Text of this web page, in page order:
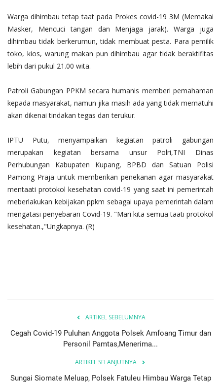
Warga dihimbau tetap taat pada Prokes covid-19 3M (Memakai
Masker, Mencuci tangan dan Menjaga jarak). Warga juga
dihimbau tidak berkerumun, tidak membuat pesta. Para pemilik
toko, kios, warung makan pun dihimbau agar tidak beraktifitas
lebih dari pukul 21.00 wita.
Patroli Gabungan PPKM secara humanis memberi pemahaman
kepada masyarakat, namun jika masih ada yang tidak mematuhi
akan dikenai tindakan tegas dan terukur.
IPTU Putu, menyampaikan kegiatan patroli gabungan
merupakan kegiatan bersama unsur Polri,TNI Dinas
Perhubungan Kabupaten Kupang, BPBD dan Satuan Polisi
Pamong Praja untuk memberikan penekanan agar masyarakat
mentaati protokol kesehatan covid-19 yang saat ini pemerintah
meberlakukan kebijakan ppkm sebagai upaya pemerintah dalam
mengatasi penyebaran Covid-19. "Mari kita semua taati protokol
kesehatan.,"Ungkapnya. (R)
ARTIKEL SEBELUMNYA
Cegah Covid-19 Puluhan Anggota Polsek Amfoang Timur dan
Personil Pamtas,Menerima...
ARTIKEL SELANJUTNYA
Sungai Siomate Meluap, Polsek Fatuleu Himbau Warga Tetap